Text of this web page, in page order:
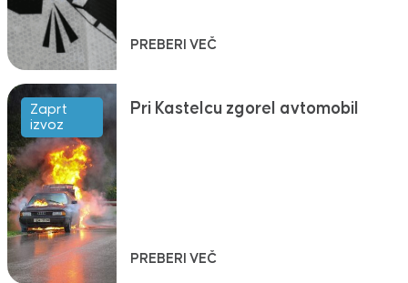
PREBERI VEČ
Zaprt
izvoz
Pri Kastelcu zgorel avtomobil
PREBERI VEČ